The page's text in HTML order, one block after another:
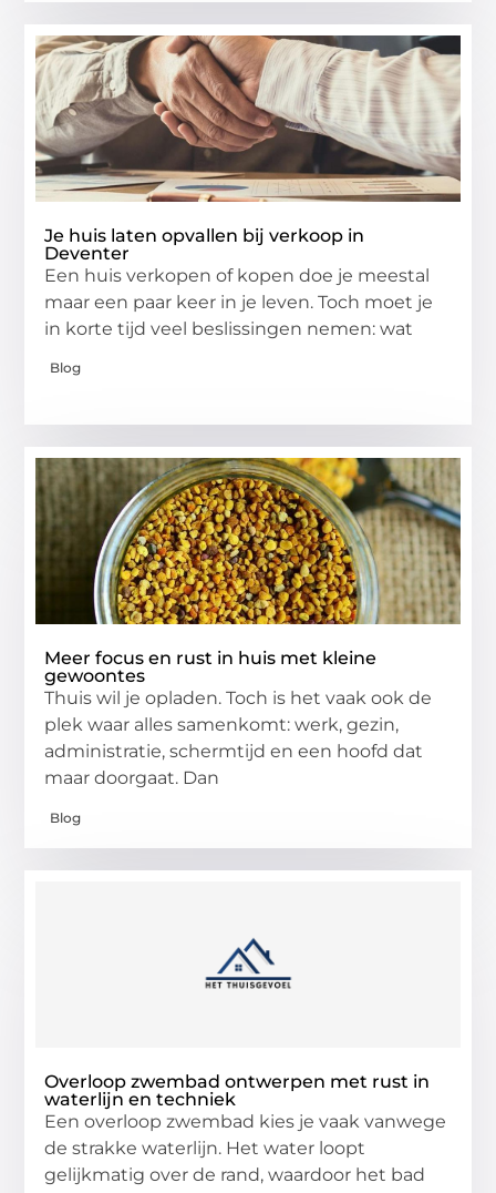
Je huis laten opvallen bij verkoop in
Deventer
Een huis verkopen of kopen doe je meestal
maar een paar keer in je leven. Toch moet je
in korte tijd veel beslissingen nemen: wat
Blog
Meer focus en rust in huis met kleine
gewoontes
Thuis wil je opladen. Toch is het vaak ook de
plek waar alles samenkomt: werk, gezin,
administratie, schermtijd en een hoofd dat
maar doorgaat. Dan
Blog
Overloop zwembad ontwerpen met rust in
waterlijn en techniek
Een overloop zwembad kies je vaak vanwege
de strakke waterlijn. Het water loopt
gelijkmatig over de rand, waardoor het bad